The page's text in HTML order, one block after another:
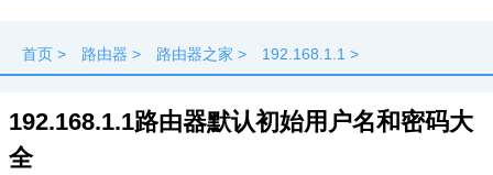
首页 > 路由器 > 路由器之家 > 192.168.1.1 >
192.168.1.1路由器默认初始用户名和密码大
全